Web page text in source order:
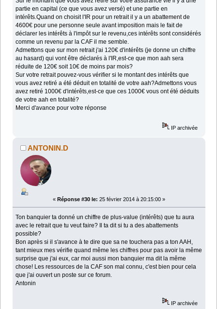
partie en capital (ce que vous avez versé) et une partie en
intérêts.Quand on choisit l'IR pour un retrait il y a un abattement de
4600€ pour une personne seule avant imposition mais le fait de
déclarer les intérêts à l'impôt sur le revenu,ces intérêts sont considérés
comme un revenu par la CAF il me semble.
Admettons que sur mon retrait j'ai 120€ d'intérêts (je donne un chiffre
au hasard) qui vont être déclarés à l'IR,est-ce que mon aah sera
réduite de 120€ soit 10€ de moins par mois?
Sur votre retrait pouvez-vous vérifier si le montant des intérêts que
vous avez retiré a été déduit en totalité de votre aah?Admettons vous
avez retiré 1000€ d'intérêts,est-ce que ces 1000€ vous ont été déduits
de votre aah en totalité?
Merci d'avance pour votre réponse
IP archivée
ANTONIN.D
« Réponse #30 le: 25 février 2014 à 20:15:00 »
Ton banquier ta donné un chiffre de plus-value (intérêts) que tu aura
avec le retrait que tu veut faire? Il ta dit si tu a des abattements
possible?
Bon après si il s'avance à te dire que sa ne touchera pas a ton AAH,
tant mieux mes vérifie quand même les chiffres pour pas avoir la même
surprise que j'ai eux, car moi aussi mon banquier ma dit la même
chose! Les ressources de la CAF son mal connu, c'est bien pour cela
que j'ai ouvert un poste sur ce forum.
Antonin
IP archivée